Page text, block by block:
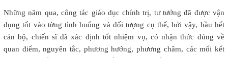
Những năm qua, công tác giáo dục chính trị, tư tưởng đã được vận
dụng tốt vào từng tình huống và đối tượng cụ thể, bởi vậy, hầu hết
cán bộ, chiến sĩ đã xác định tốt nhiệm vụ, có nhận thức đúng về
quan điểm, nguyên tắc, phương hướng, phương châm, các mối kết